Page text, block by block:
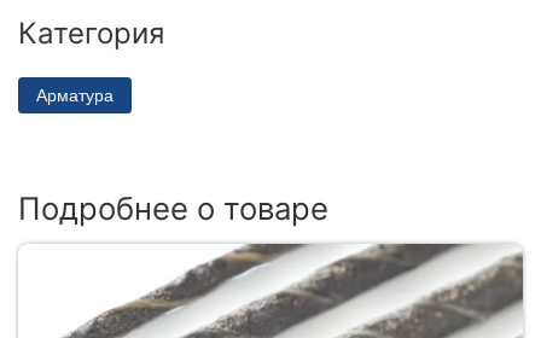
Категория
Арматура
Подробнее о товаре